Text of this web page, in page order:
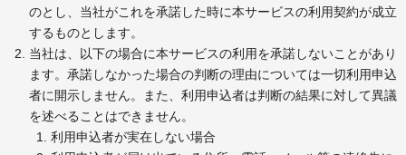
のとし、当社がこれを承諾した時に本サービスの利用契約が成立
するものとします。
当社は、以下の場合に本サービスの利用を承諾しないことがあり
ます。承諾しなかった場合の判断の理由については一切利用申込
者に開示しません。また、利用申込者は判断の結果に対して異議
を述べることはできません。
利用申込者が実在しない場合